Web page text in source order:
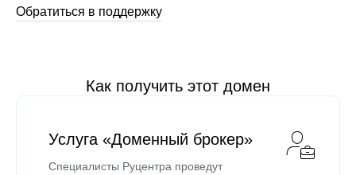
Обратиться в поддержку
Как получить этот домен
Услуга «Доменный брокер»
Специалисты Руцентра проведут